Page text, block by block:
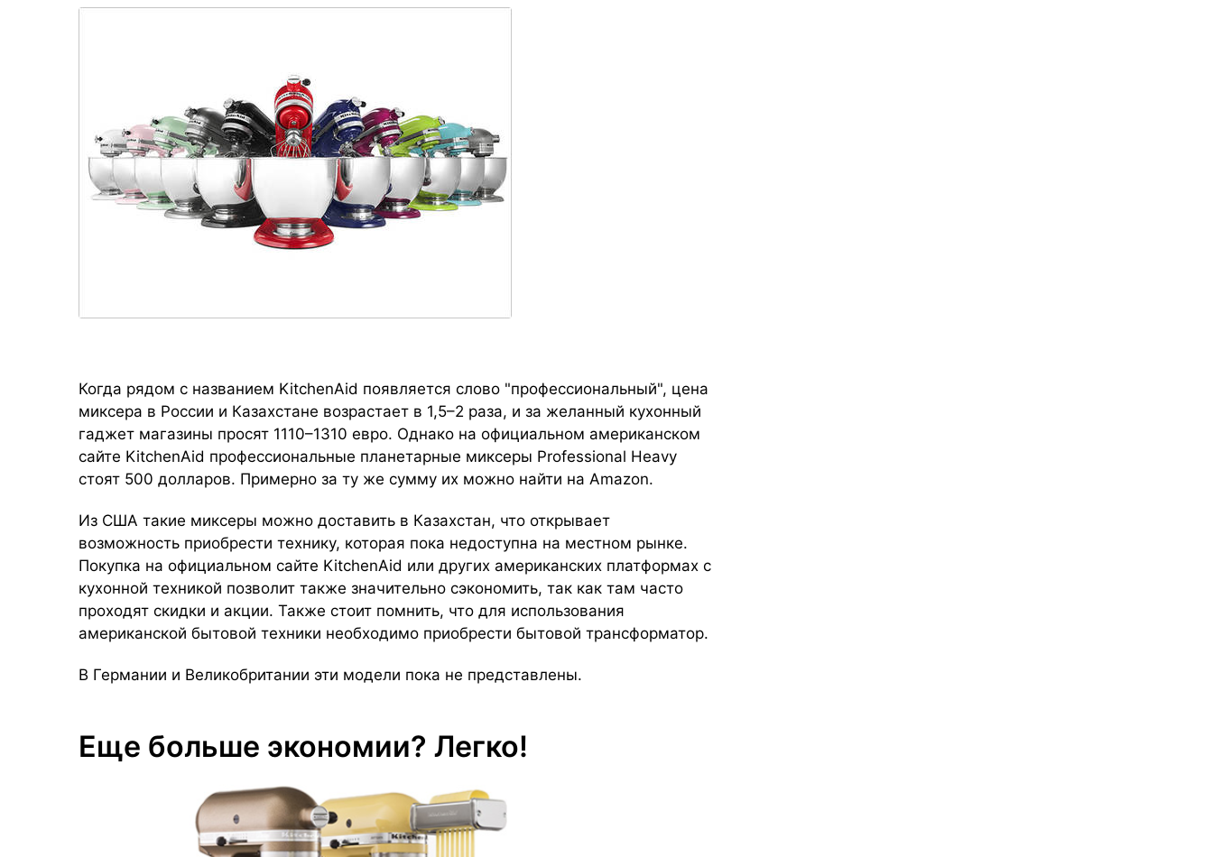
Когда рядом с названием KitchenAid появляется слово "профессиональный", цена
миксера в России и Казахстане возрастает в 1,5–2 раза, и за желанный кухонный
гаджет магазины просят 1110–1310 евро. Однако на официальном американском
сайте KitchenAid профессиональные планетарные миксеры Professional Heavy
стоят 500 долларов. Примерно за ту же сумму их можно найти на Amazon.
Из США такие миксеры можно доставить в Казахстан, что открывает
возможность приобрести технику, которая пока недоступна на местном рынке.
Покупка на официальном сайте KitchenAid или других американских платформах с
кухонной техникой позволит также значительно сэкономить, так как там часто
проходят скидки и акции. Также стоит помнить, что для использования
американской бытовой техники необходимо приобрести бытовой трансформатор.
В Германии и Великобритании эти модели пока не представлены.
Еще больше экономии? Легко!